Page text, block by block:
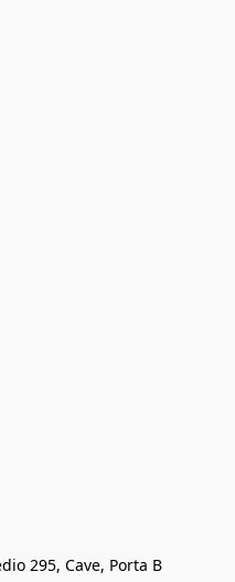
295, Cave, Porta B